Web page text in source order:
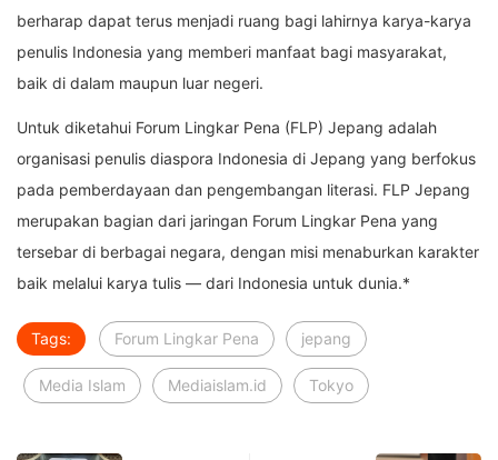
berharap dapat terus menjadi ruang bagi lahirnya karya-karya
penulis Indonesia yang memberi manfaat bagi masyarakat,
baik di dalam maupun luar negeri.
Untuk diketahui Forum Lingkar Pena (FLP) Jepang adalah
organisasi penulis diaspora Indonesia di Jepang yang berfokus
pada pemberdayaan dan pengembangan literasi. FLP Jepang
merupakan bagian dari jaringan Forum Lingkar Pena yang
tersebar di berbagai negara, dengan misi menaburkan karakter
baik melalui karya tulis — dari Indonesia untuk dunia.*
Tags: Forum Lingkar Pena jepang
Media Islam Mediaislam.id Tokyo